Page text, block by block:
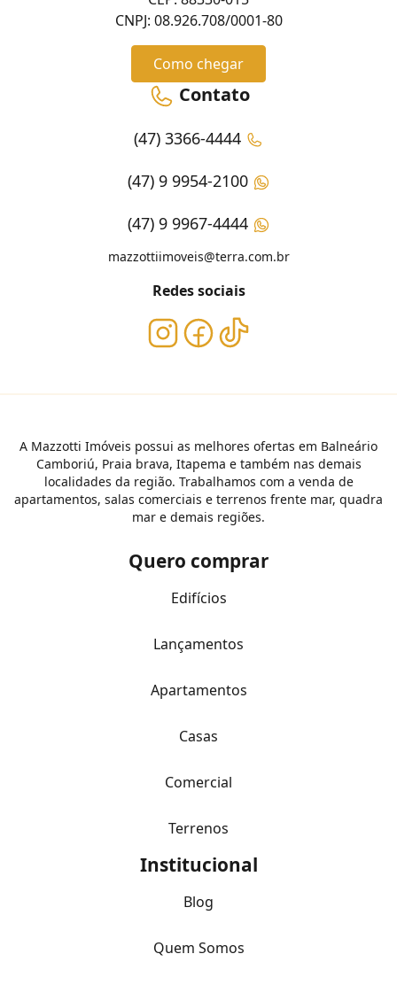
CNPJ: 08.926.708/0001-80
Como chegar
Contato
(47) 3366-4444
(47) 9 9954-2100
(47) 9 9967-4444
mazzottiimoveis@terra.com.br
Redes sociais
A Mazzotti Imóveis possui as melhores ofertas em Balneário
Camboriú, Praia brava, Itapema e também nas demais
localidades da região. Trabalhamos com a venda de
apartamentos, salas comerciais e terrenos frente mar, quadra
mar e demais regiões.
Quero comprar
Edifícios
Lançamentos
Apartamentos
Casas
Comercial
Terrenos
Institucional
Blog
Quem Somos